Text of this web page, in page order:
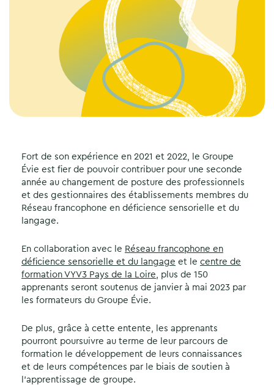
Fort de son expérience en 2021 et 2022, le Groupe
Évie est fier de pouvoir contribuer pour une seconde
année au changement de posture des professionnels
et des gestionnaires des établissements membres du
Réseau francophone en déficience sensorielle et du
langage.
En collaboration avec le Réseau francophone en
déficience sensorielle et du langage et le centre de
formation VYV3 Pays de la Loire, plus de 150
apprenants seront soutenus de janvier à mai 2023 par
les formateurs du Groupe Évie.
De plus, grâce à cette entente, les apprenants
pourront poursuivre au terme de leur parcours de
formation le développement de leurs connaissances
et de leurs compétences par le biais de soutien à
l’apprentissage de groupe.